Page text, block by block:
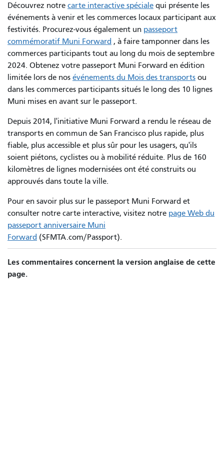
Découvrez notre carte interactive spéciale qui présente les
événements à venir et les commerces locaux participant aux
festivités. Procurez-vous également un passeport
commémoratif Muni Forward , à faire tamponner dans les
commerces participants tout au long du mois de septembre
2024. Obtenez votre passeport Muni Forward en édition
limitée lors de nos événements du Mois des transports ou
dans les commerces participants situés le long des 10 lignes
Muni mises en avant sur le passeport.
Depuis 2014, l'initiative Muni Forward a rendu le réseau de
transports en commun de San Francisco plus rapide, plus
fiable, plus accessible et plus sûr pour les usagers, qu'ils
soient piétons, cyclistes ou à mobilité réduite. Plus de 160
kilomètres de lignes modernisées ont été construits ou
approuvés dans toute la ville.
Pour en savoir plus sur le passeport Muni Forward et
consulter notre carte interactive, visitez notre page Web du
passeport anniversaire Muni
Forward (SFMTA.com/Passport).
Les commentaires concernent la version anglaise de cette
page.